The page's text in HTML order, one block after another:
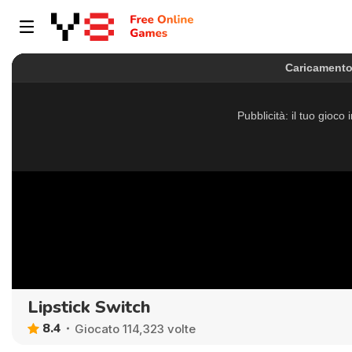
Lipstick Switch
8.4 Giocato 114,323 volte